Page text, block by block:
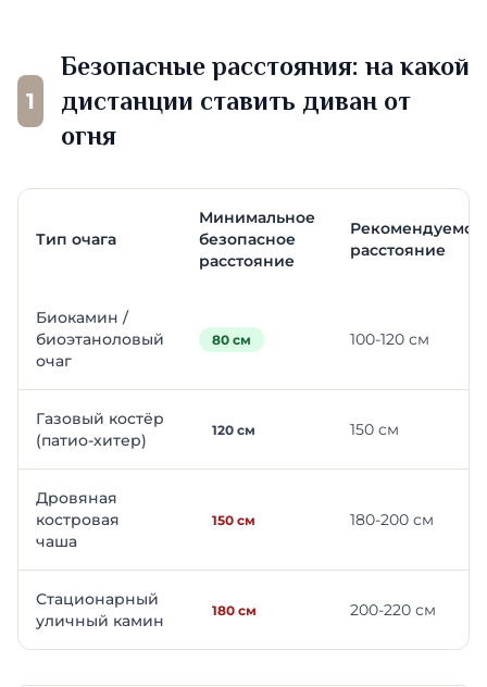
1
Безопасные расстояния: на какой
дистанции ставить диван от
огня
Тип очага
Минимальное
безопасное
расстояние
Рекомендуемое
расстояние
Биокамин /
биоэтаноловый
очаг
80 см 100-120 см
Газовый костёр
(патио-хитер)
120 см 150 см
Дровяная
костровая
чаша
150 см 180-200 см
Стационарный
уличный камин
180 см 200-220 см